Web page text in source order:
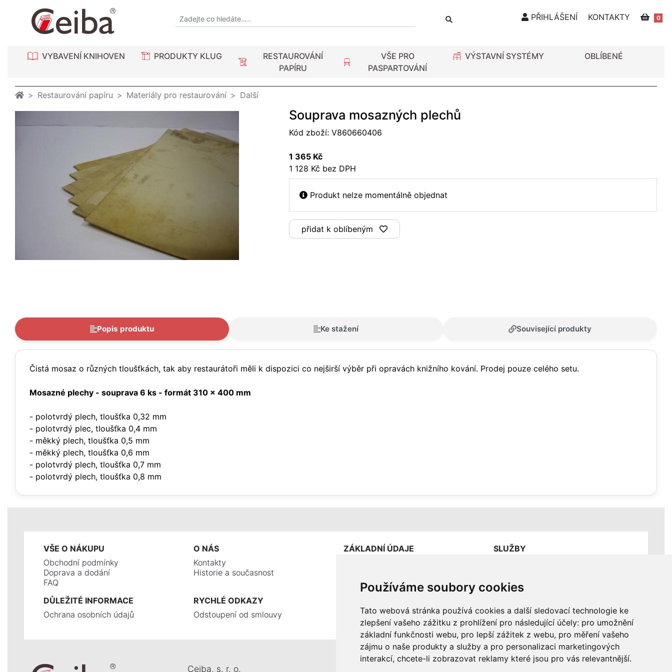
Používáme soubory cookies
Tato webová stránka používá cookies a další sledovací technologie ke
zlepšení vašeho zážitku z prohlížení pro následující účely: pro umožnění
základní funkčnosti webu, pro lepší zážitek z webu, pro měření vašeho
zájmu o naše produkty a služby a pro personalizaci marketingových
interakcí, chcete-li zobrazovat reklamy které jsou pro vás relevantnější.
PŘIHLÁŠENÍ KONTAKTY 0
VYBAVENÍ KNIHOVEN PRODUKTY KLUG
RESTAUROVÁNÍ
PAPÍRU
VŠE PRO
PASPARTOVÁNÍ
VÝSTAVNÍ SYSTÉMY OBLÍBENÉ
Restaurování papíru Materiály pro restaurování Další
Souprava mosazných plechů
Kód zboží: V860660406
1 365 Kč
1 128 Kč bez DPH
Produkt nelze momentálně objednat
přidat k oblíbeným
Popis produktu Ke stažení Související produkty
Čistá mosaz o různých tloušťkách, tak aby restaurátoři měli k dispozici co nejširší výběr při opravách knižního kování. Prodej pouze celého setu.
Mosazné plechy - souprava 6 ks - formát 310 x 400 mm
- polotvrdý plech, tloušťka 0,32 mm
- polotvrdý plec, tloušťka 0,4 mm
- měkký plech, tloušťka 0,5 mm
- měkký plech, tloušťka 0,6 mm
- polotvrdý plech, tloušťka 0,7 mm
- polotvrdý plech, tloušťka 0,8 mm
VŠE O NÁKUPU
Obchodní podmínky
Doprava a dodání
FAQ
O NÁS
Kontakty
Historie a současnost
ZÁKLADNÍ ÚDAJE
SLUŽBY
DŮLEŽITÉ INFORMACE
Ochrana osobních údajů
RYCHLÉ ODKAZY
Odstoupení od smlouvy
Ceiba, s. r. o.